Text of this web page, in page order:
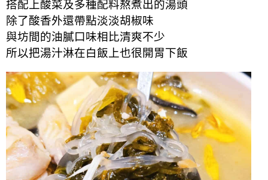
搭配上酸菜及多種配料熬煮出的湯頭
除了酸香外還帶點淡淡胡椒味
與坊間的油膩口味相比清爽不少
所以把湯汁淋在白飯上也很開胃下飯